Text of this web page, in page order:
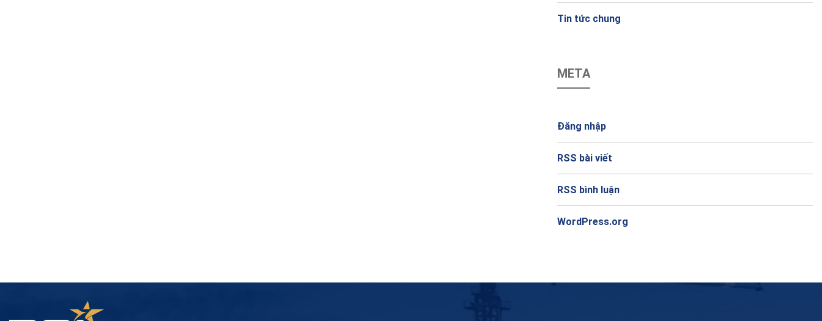
Tin tức chung
META
Đăng nhập
RSS bài viết
RSS bình luận
WordPress.org